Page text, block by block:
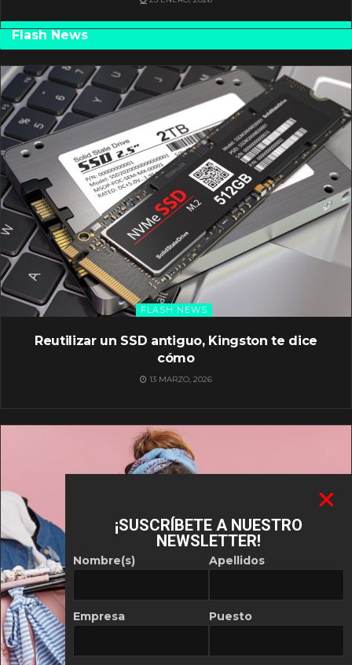
Flash News
FLASH NEWS
Reutilizar un SSD antiguo, Kingston te dice
cómo
13 MARZO, 2026
¡SUSCRÍBETE A NUESTRO
NEWSLETTER!
Nombre(s)
Empresa
Apellidos
Puesto